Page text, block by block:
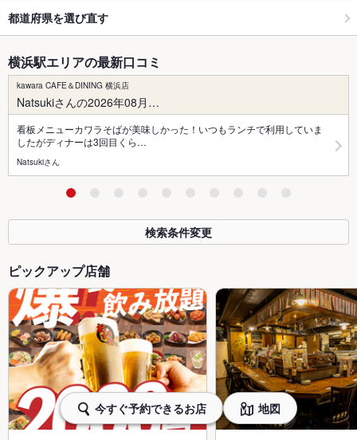
都道府県を選び直す
横浜駅エリアの最新口コミ
kawara CAFE＆DINING 横浜店
Natsukiさんの2026年08月…
看板メニューカワラそばが美味しかった！いつもランチで利用していま
したがディナーは3回目くら…
Natsukiさん
検索条件変更
ピックアップ店舗
今すぐ予約できるお店 地図